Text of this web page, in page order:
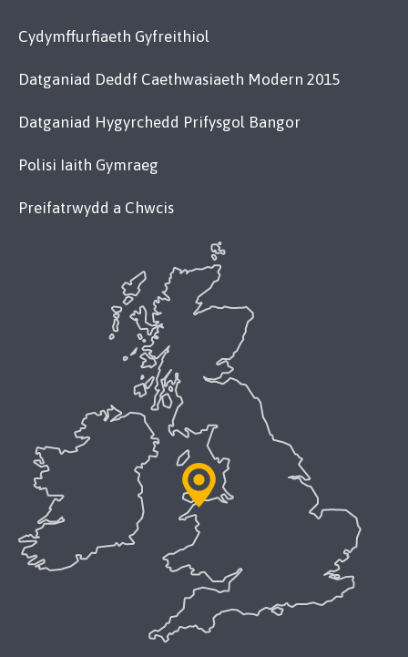
Cydymffurfiaeth Gyfreithiol
Datganiad Deddf Caethwasiaeth Modern 2015
Datganiad Hygyrchedd Prifysgol Bangor
Polisi Iaith Gymraeg
Preifatrwydd a Chwcis